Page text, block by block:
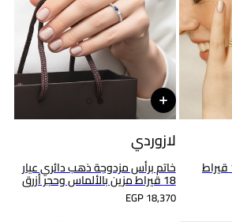
لازوردي
خاتم برأس مزدوجة ذهب دائري عيار
18 قيراط مزين بالألماس وحجر أزرق
EGP 18,370